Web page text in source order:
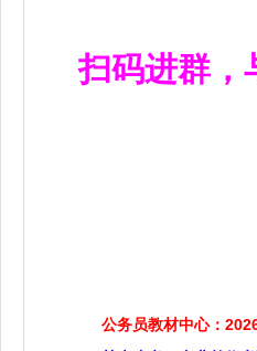
扫码进群，
公务员教材中心：